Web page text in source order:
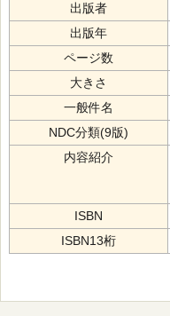
出版者
出版年
ページ数
大きさ
一般件名
NDC分類(9版)
内容紹介
ISBN
ISBN13桁